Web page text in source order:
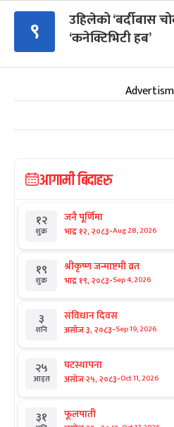
९
उहिलेको ‘बर्दीबास
‘कनेक्टिभिटी हब’
आगामी बिदाहरु
१२
शुक्र
जनै पूर्णिमा
भाद्र १२, २०८३-Aug 28, 2026
१९
शुक्र
श्रीकृष्ण जन्माष्टमी व्रत
भाद्र १९, २०८३-Sep 4, 2026
३
शनि
संविधान दिवस
असोज ३, २०८३-Sep 19, 2026
२५
आइत
घटस्थापना
असोज २५, २०८३-Oct 11, 2026
३१ फूलपाती